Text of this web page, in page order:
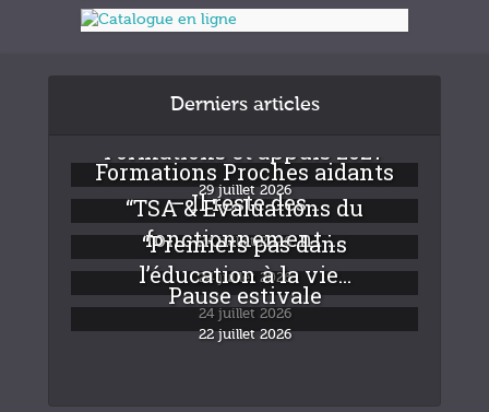
Derniers articles
Formations et appuis 2027
29 juillet 2026
Formations Proches aidants
– Il reste des...
24 juillet 2026
“TSA & Evaluations du
fonctionnement :...
24 juillet 2026
“Premiers pas dans
l’éducation à la vie...
24 juillet 2026
Pause estivale
22 juillet 2026